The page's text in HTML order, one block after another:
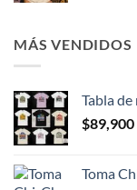
MÁS VENDIDOS
Tabla
$89,900
Toma